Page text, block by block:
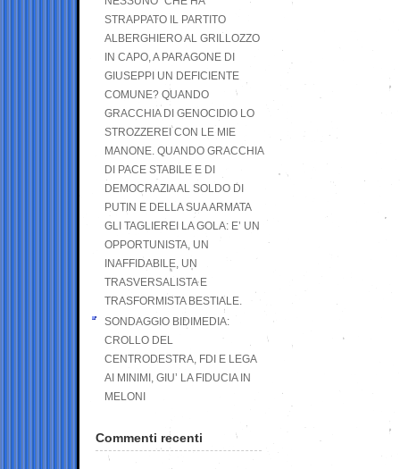
STRAPPATO IL PARTITO
ALBERGHIERO AL GRILLOZZO
IN CAPO, A PARAGONE DI
GIUSEPPI UN DEFICIENTE
COMUNE? QUANDO
GRACCHIA DI GENOCIDIO LO
STROZZEREI CON LE MIE
MANONE. QUANDO GRACCHIA
DI PACE STABILE E DI
DEMOCRAZIA AL SOLDO DI
PUTIN E DELLA SUA ARMATA
GLI TAGLIEREI LA GOLA: E’ UN
OPPORTUNISTA, UN
INAFFIDABILE, UN
TRASVERSALISTA E
TRASFORMISTA BESTIALE.
SONDAGGIO BIDIMEDIA:
CROLLO DEL
CENTRODESTRA, FDI E LEGA
AI MINIMI, GIU’ LA FIDUCIA IN
MELONI
Commenti recenti